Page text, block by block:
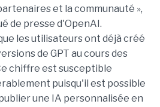
et la communauté »,
de presse d'OpenAI.
les utilisateurs ont déjà créé
de GPT au cours des
chiffre est susceptible
puisqu'il est possible
une IA personnalisée en